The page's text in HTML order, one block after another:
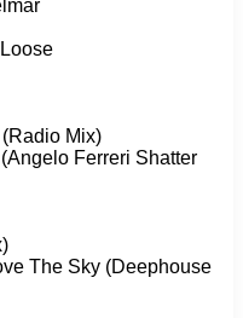
Mix)
Fеrrеri Shаttеr
Thе Sky (Dеерhоusе